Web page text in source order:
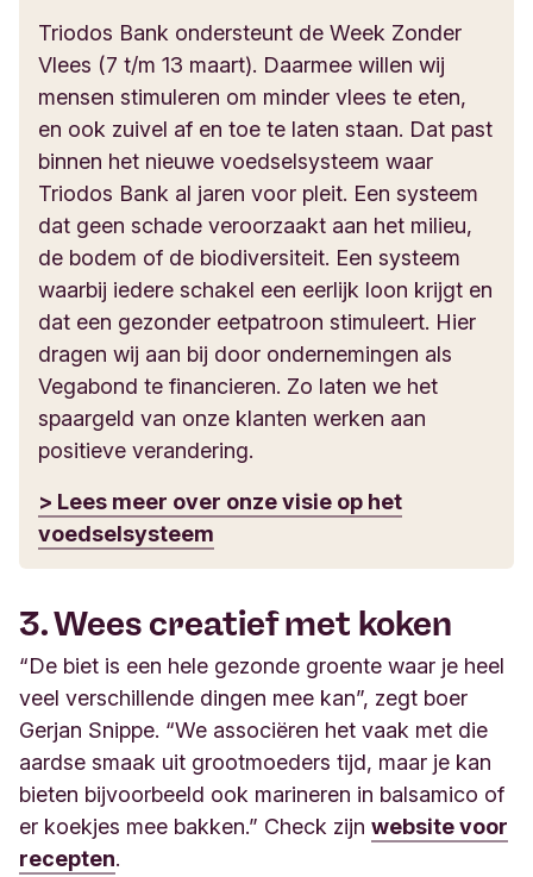
Triodos Bank ondersteunt de Week Zonder
Vlees (7 t/m 13 maart). Daarmee willen wij
mensen stimuleren om minder vlees te eten,
en ook zuivel af en toe te laten staan. Dat past
binnen het nieuwe voedselsysteem waar
Triodos Bank al jaren voor pleit. Een systeem
dat geen schade veroorzaakt aan het milieu,
de bodem of de biodiversiteit. Een systeem
waarbij iedere schakel een eerlijk loon krijgt en
dat een gezonder eetpatroon stimuleert. Hier
dragen wij aan bij door ondernemingen als
Vegabond te financieren. Zo laten we het
spaargeld van onze klanten werken aan
positieve verandering.
> Lees meer over onze visie op het
voedselsysteem
3. Wees creatief met koken
“De biet is een hele gezonde groente waar je heel
veel verschillende dingen mee kan”, zegt boer
Gerjan Snippe. “We associëren het vaak met die
aardse smaak uit grootmoeders tijd, maar je kan
bieten bijvoorbeeld ook marineren in balsamico of
er koekjes mee bakken.” Check zijn website voor
recepten.